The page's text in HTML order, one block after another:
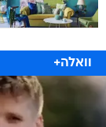
וואלה+